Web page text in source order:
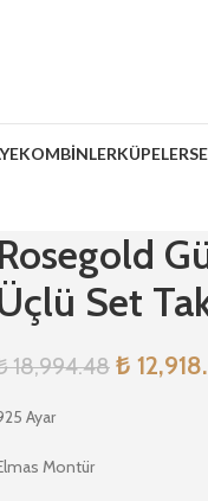
KOMBİNLERKÜPELER
Rosegold
Set
18,994.48 ₺
Ayar
Montür